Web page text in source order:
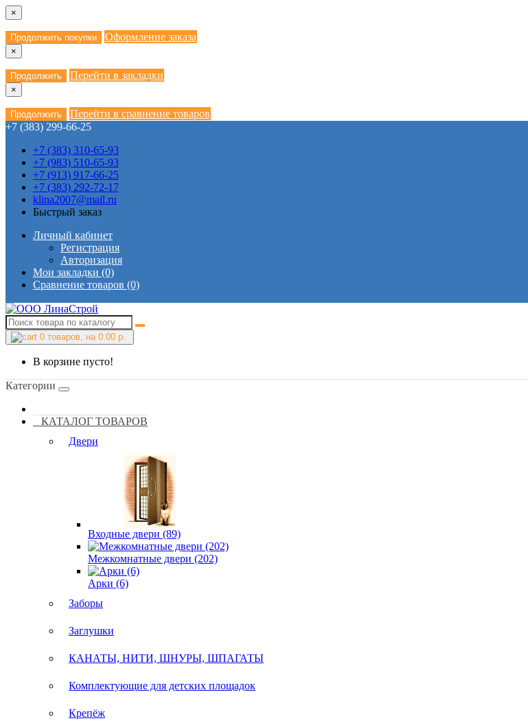
×
Продолжить покупки Оформление заказа
×
Продолжить Перейти в закладки
×
Продолжить
Перейти в сравнение товаров
+7 (383) 299-66-25
+7 (383) 310-65-93
+7 (983) 510-65-93
+7 (913) 917-66-25
+7 (383) 292-72-17
klina2007@mail.ru
Быстрый заказ
Личный кабинет
Регистрация
Авторизация
Мои закладки (0)
Сравнение товаров (0)
0 товаров, на 0.00 р.
В корзине пусто!
Категории
КАТАЛОГ ТОВАРОВ
Двери
Входные двери (89)
Межкомнатные двери (202)
Арки (6)
Заборы
Заглушки
КАНАТЫ, НИТИ, ШНУРЫ, ШПАГАТЫ
Комплектующие для детских площадок
Крепёж